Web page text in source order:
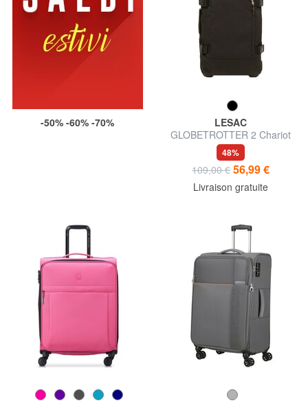
-50% -60% -70%
LESAC
GLOBETROTTER 2 Chariot
de taille moyenne
48%
109,00 € 56,99 €
Livraison gratuite